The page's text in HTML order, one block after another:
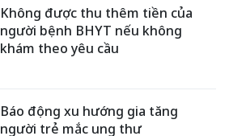
Không được thu thêm tiền của
người bệnh BHYT nếu không
khám theo yêu cầu
Báo động xu hướng gia tăng
người trẻ mắc ung thư